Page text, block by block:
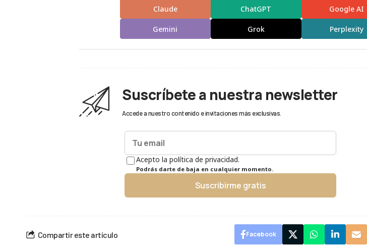
Claude ChatGPT Google AI
Gemini Grok Perplexity
Suscríbete a nuestra newsletter
Accede a nuestro contenido e invitaciones más exclusivas.
Acepto la política de privacidad.
Podrás darte de baja en cualquier momento.
Suscribirme gratis
Compartir este artículo Facebook